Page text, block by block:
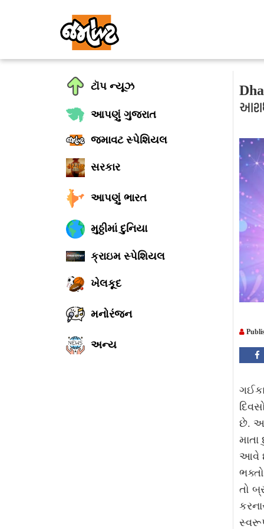
ટૉપ ન્યૂઝ
આપણું ગુજરાત
જમાવટ સ્પેશિયલ
સરકાર
આપણું ભારત
મુઠ્ઠીમાં દુનિયા
ક્રાઇમ સ્પેશિયલ
ખેલકૂદ
મનોરંજન
અન્ય
છે.
આવે
તો